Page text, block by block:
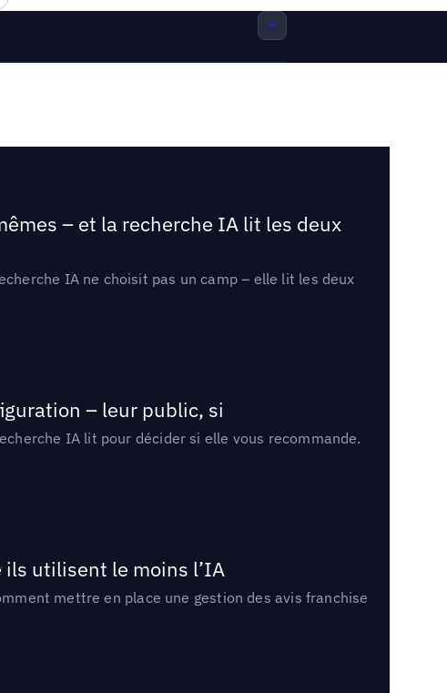
– et la recherche IA lit les deux
IA ne choisit pas un camp – elle lit les deux
– leur public, si
IA lit pour décider si elle vous recommande.
utilisent le moins l’IA
mettre en place une gestion des avis franchise